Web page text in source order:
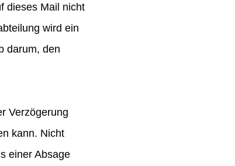
dieses Mail nicht
wird ein
darum, den
Verzögerung
kann. Nicht
einer Absage